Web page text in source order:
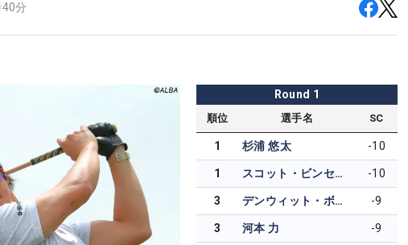
分
Round 1
順位 選手名 SC
1 杉浦 悠太 -10
1 スコット・ビンセント -10
3 デンウィット・ボリボンサブ -9
3 河本 力 -9